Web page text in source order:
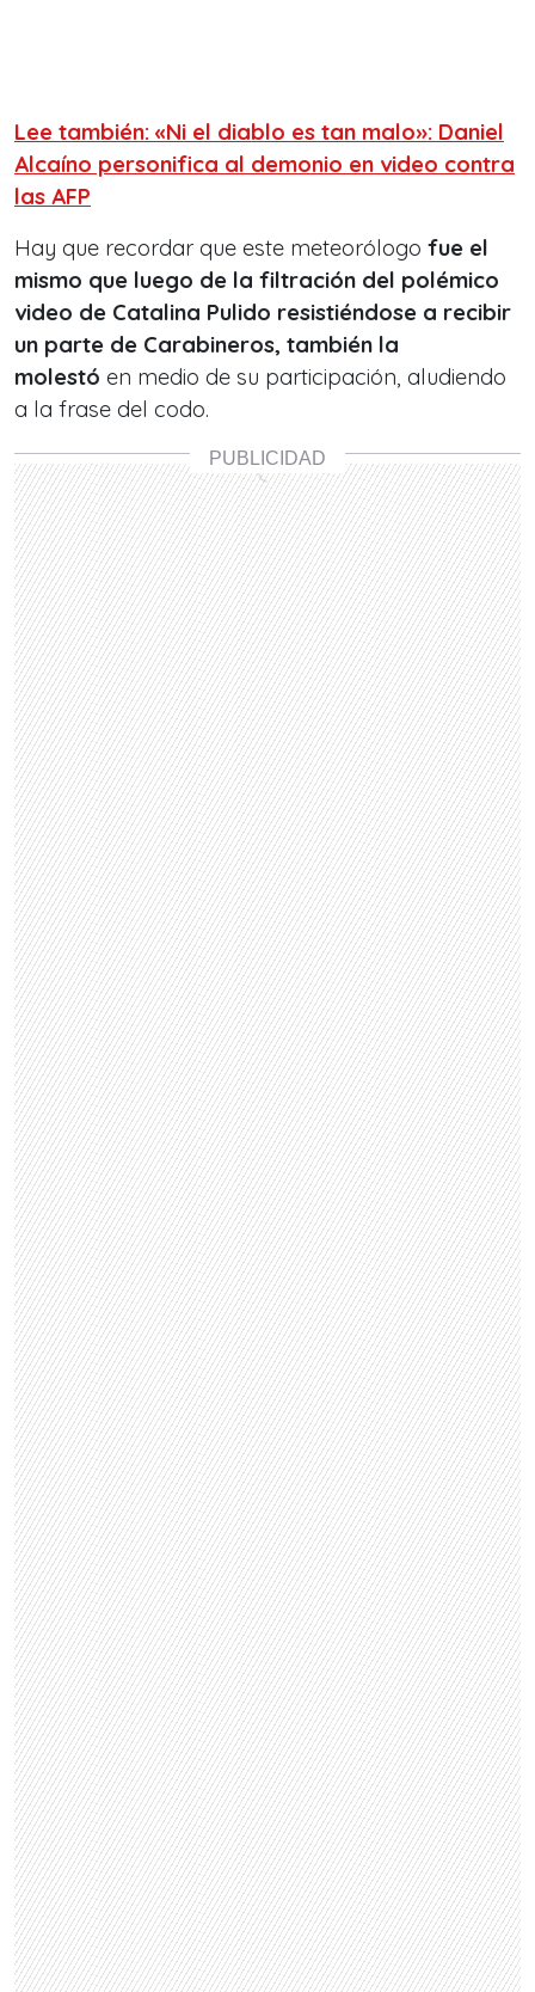
Lee también: «Ni el diablo es tan malo»: Daniel
Alcaíno personifica al demonio en video contra
las AFP
Hay que recordar que este meteorólogo fue el
mismo que luego de la filtración del polémico
video de Catalina Pulido resistiéndose a recibir
un parte de Carabineros, también la
molestó en medio de su participación, aludiendo
a la frase del codo.